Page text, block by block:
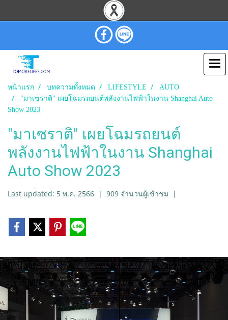
หน้าแรก บทความทั้งหมด LIFESTYLE
AUTO
"มาเซราติ" เผยโฉมรถยนต์พลังงานไฟฟ้าในงาน Shanghai Auto
Show 2023
"มาเซราติ" เผยโฉมรถยนต์
พลังงานไฟฟ้าในงาน Shanghai
Auto Show 2023
Last updated: 5 พ.ค. 2566 | 909 จำนวนผู้เข้าชม |